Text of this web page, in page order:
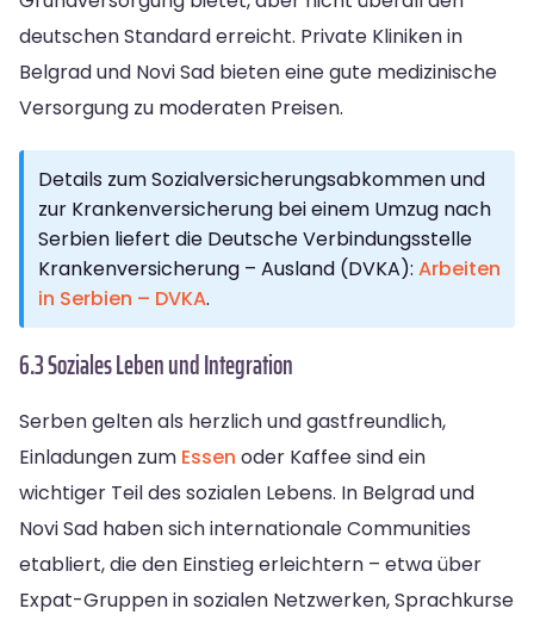
deutschen Standard erreicht. Private Kliniken in
Belgrad und Novi Sad bieten eine gute medizinische
Versorgung zu moderaten Preisen.
Details zum Sozialversicherungsabkommen und
zur Krankenversicherung bei einem Umzug nach
Serbien liefert die Deutsche Verbindungsstelle
Krankenversicherung – Ausland (DVKA): Arbeiten
in Serbien – DVKA.
6.3 Soziales Leben und Integration
Serben gelten als herzlich und gastfreundlich,
Einladungen zum Essen oder Kaffee sind ein
wichtiger Teil des sozialen Lebens. In Belgrad und
Novi Sad haben sich internationale Communities
etabliert, die den Einstieg erleichtern – etwa über
Expat-Gruppen in sozialen Netzwerken, Sprachkurse